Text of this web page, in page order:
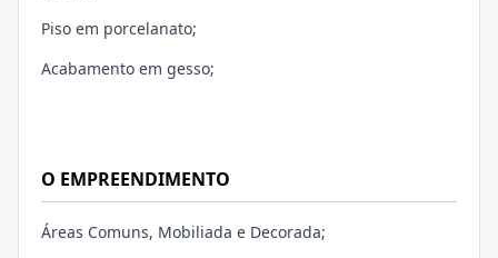
Piso em porcelanato;
Acabamento em gesso;
O EMPREENDIMENTO
Áreas Comuns, Mobiliada e Decorada;